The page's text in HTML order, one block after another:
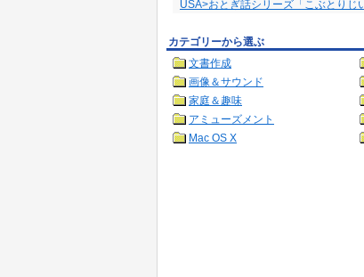
USA>おとぎ話シリーズ「こぶとりじ
カテゴリーから選ぶ
文書作成
画像＆サウンド
家庭＆趣味
アミューズメント
Mac OS X